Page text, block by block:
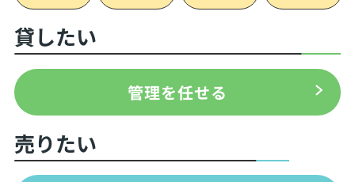
貸したい
管理を任せる
売りたい